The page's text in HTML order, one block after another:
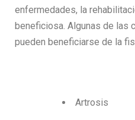
enfermedades, la
beneficiosa. Algunas de las
pueden beneficiarse de la
Artrosis